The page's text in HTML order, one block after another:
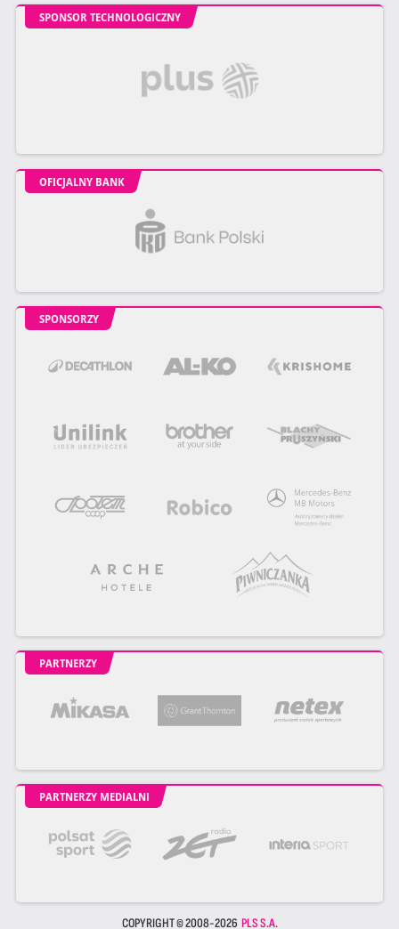
SPONSOR TECHNOLOGICZNY
OFICJALNY BANK
SPONSORZY
PARTNERZY
PARTNERZY MEDIALNI
COPYRIGHT © 2008-2026 PLS S.A.